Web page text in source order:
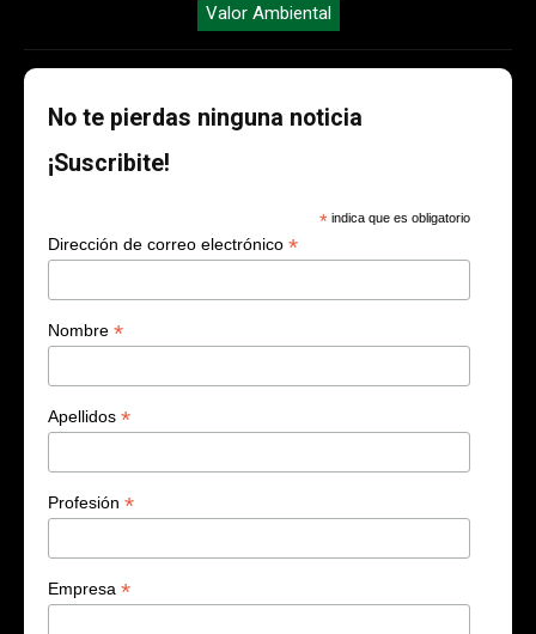
Valor Ambiental
No te pierdas ninguna noticia
¡Suscribite!
* indica que es obligatorio
Dirección de correo electrónico *
Nombre *
Apellidos *
Profesión *
Empresa *